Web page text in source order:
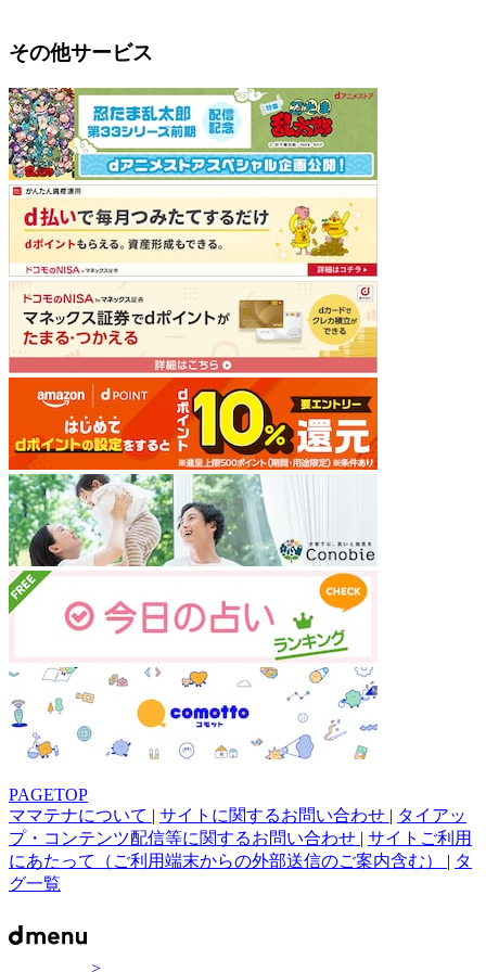
その他サービス
PAGETOP
ママテナについて | サイトに関するお問い合わせ | タイアッ
プ・コンテンツ配信等に関するお問い合わせ | サイトご利用
にあたって（ご利用端末からの外部送信のご案内含む） | タ
グ一覧
>